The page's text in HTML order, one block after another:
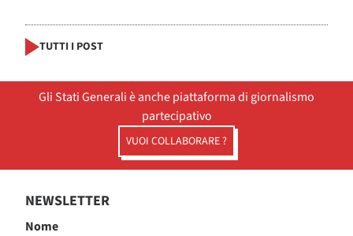
TUTTI I POST
Gli Stati Generali è anche piattaforma di giornalismo
partecipativo
VUOI COLLABORARE ?
NEWSLETTER
Nome